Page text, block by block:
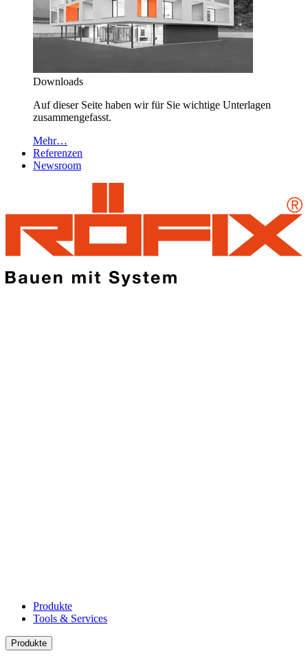
Downloads
Auf dieser Seite haben wir für Sie wichtige Unterlagen
zusammengefasst.
Mehr…
Referenzen
Newsroom
Produkte
Tools & Services
Produkte